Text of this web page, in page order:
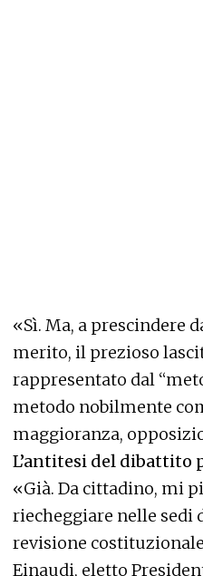
«Sì. Ma, a prescindere
merito, il prezioso
rappresentato dal
metodo nobilmente
maggioranza,
L’antitesi del dibattito
«Già. Da cittadino, mi
riecheggiare nelle sedi
revisione
Einaudi, eletto